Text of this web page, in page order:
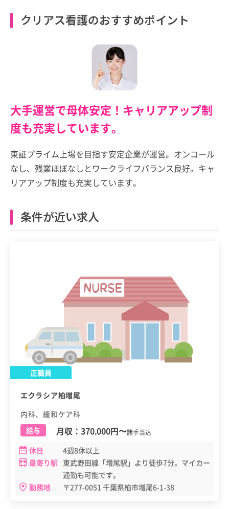
クリアス看護のおすすめポイント
大手運営で母体安定！キャリアアップ制
度も充実しています。
東証プライム上場を目指す安定企業が運営。オンコール
なし、残業ほぼなしとワークライフバランス良好。キャ
リアアップ制度も充実しています。
条件が近い求人
正職員
エクラシア柏増尾
内科、緩和ケア科
給与
月収： 370,000円〜諸手当込
休日
4週8休以上
最寄り駅 東武野田線「増尾駅」より徒歩7分。マイカー
通勤も可能です。
勤務地
〒277-0051 千葉県柏市増尾6-1-38